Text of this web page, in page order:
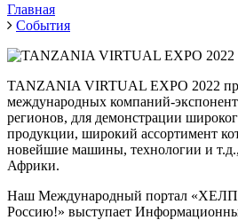
Главная
События
TANZANIA VIRTUAL EXPO 2022
международных компаний-
регионов, для демонстрации
продукции, широкий ассортимент
новейшие машины, технологии и
Африки.
Наш Международный портал
Россию!» выступает